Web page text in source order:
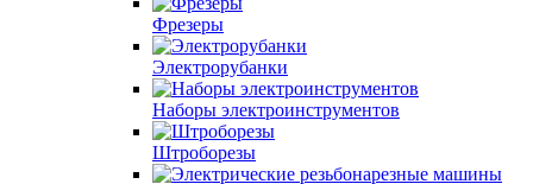
Фрезеры
Электрорубанки
Наборы электроинструментов
Штроборезы